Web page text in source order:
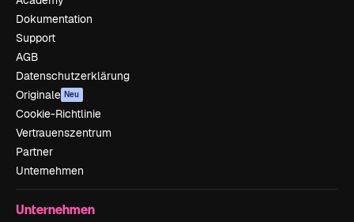
Dokumentation
Support
AGB
Datenschutzerklärung
Originale Neu
Cookie-Richtlinie
Vertrauenszentrum
Partner
Unternehmen
Unternehmen